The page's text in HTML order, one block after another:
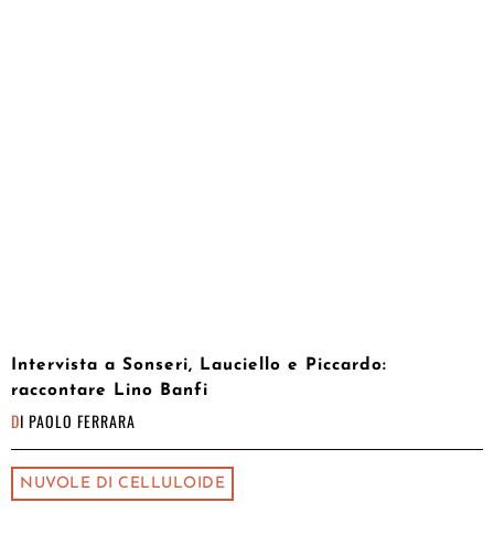
Intervista a Sonseri, Lauciello e Piccardo:
raccontare Lino Banfi
DI PAOLO FERRARA
NUVOLE DI CELLULOIDE